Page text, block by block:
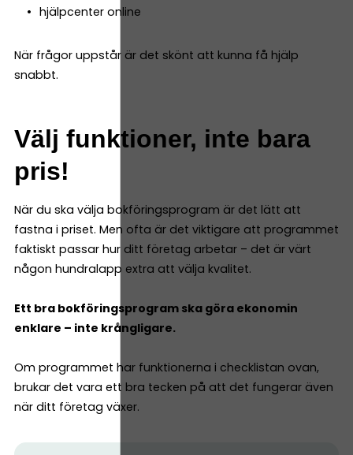
hjälpcenter online
När frågor uppstår är det skönt att kunna få hjälp
snabbt.
Välj funktioner, inte bara
pris!
När du ska välja bokföringsprogram är det lätt att
fastna i priset. Men ofta är det viktigare att programmet
faktiskt passar hur ditt företag arbetar – det är värt
någon hundralapp extra att välja kvalitet.
Ett bra bokföringsprogram ska göra ekonomin
enklare – inte krångligare.
Om programmet har funktionerna i checklistan ovan,
brukar det vara ett bra tecken på att det fungerar även
när ditt företag växer.